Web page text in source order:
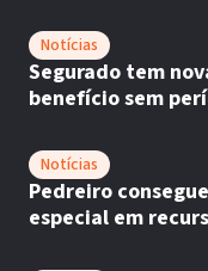
Notícias
Segurado tem
benefício sem
Notícias
Pedreiro
especial em